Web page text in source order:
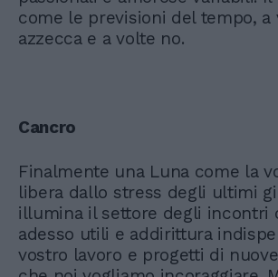
come le previsioni del tempo, a
azzecca e a volte no.
Cancro
Finalmente una Luna come la
libera dallo stress degli ultimi
illumina il settore degli incontri
adesso utili e addirittura
vostro lavoro e progetti di